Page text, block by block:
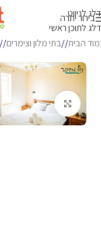
דלג לניווט
דלג לתוכן ראשי
בירור יתרה
הבית/ בתי מלון וצימרים/
לחץ להגדלה